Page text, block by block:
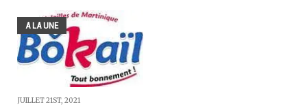
A LA UNE
JUILLET 21ST, 2021